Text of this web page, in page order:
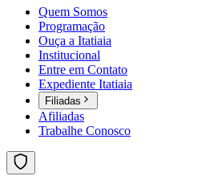
Quem Somos
Programação
Ouça a Itatiaia
Institucional
Entre em Contato
Expediente Itatiaia
Filiadas
Afiliadas
Trabalhe Conosco